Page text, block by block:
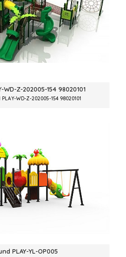
WD-Z-202005-154 98020101
WD-Z-202005-154 98020101
PLAY-YL-OP005